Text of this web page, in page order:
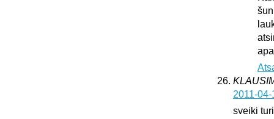
2011-
sveiki